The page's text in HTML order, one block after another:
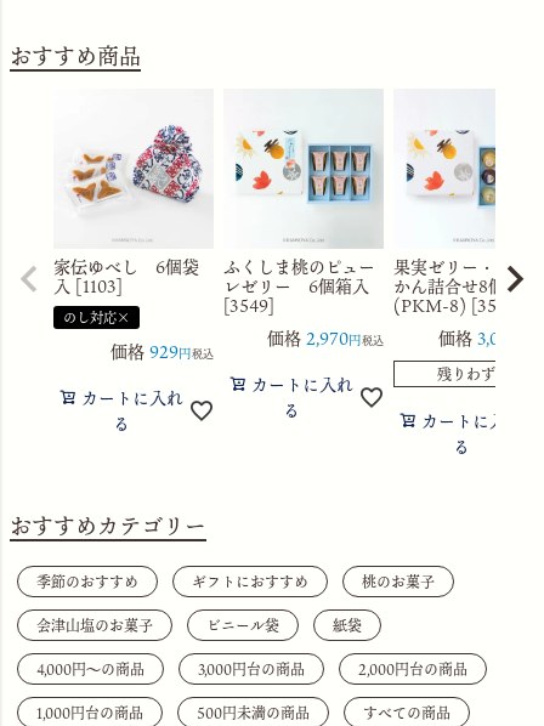
おすすめ商品
家伝ゆべし 6個袋
入 [1103]
のし対応×
価格929 税込
カートに入れ
る
ふくしま桃のピュー
レゼリー 6個箱入
[3549]
価格2,970 税込
カートに入れ
る
果実ゼリー・水よ
かん詰合せ8個箱入
(PKM-8) [3560]
価格3,056
残りわずか
カートに入れ
る
おすすめカテゴリー
季節のおすすめ ギフトにおすすめ
桃のお菓子
会津山塩のお菓子
ビニール袋
紙袋
4,000円〜の商品
3,000円台の商品
2,000円台の商品
1,000円台の商品
500円未満の商品 すべての商品